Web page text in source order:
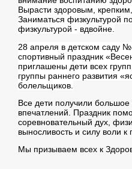
Вырасти здоровым,
Заниматься физкультурой
физкультурой - вдвойне.
28 апреля в детском саду
спортивный праздник
приглашены дети всех
группы раннего развития
болельщиков.
Все дети получили большое
впечатлений. Праздник
соревновательный дух,
выносливость и силу воли к
Мы призываем всех к